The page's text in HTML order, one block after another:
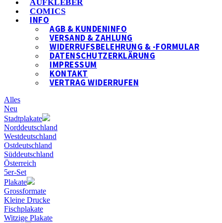
AUFKLEBER
COMICS
INFO
AGB & KUNDENINFO
VERSAND & ZAHLUNG
WIDERRUFSBELEHRUNG & -FORMULAR
DATENSCHUTZERKLÄRUNG
IMPRESSUM
KONTAKT
VERTRAG WIDERRUFEN
Alles
Neu
Stadtplakate
Norddeutschland
Westdeutschland
Ostdeutschland
Süddeutschland
Österreich
5er-Set
Plakate
Grossformate
Kleine Drucke
Fischplakate
Witzige Plakate